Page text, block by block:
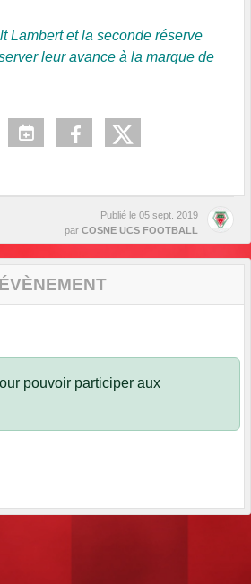
Lambert et la seconde réserve
leur avance à la marque de
Publié le 05 sept. 2019
par COSNE UCS FOOTBALL
pouvoir participer aux